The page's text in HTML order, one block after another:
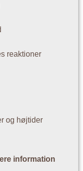
reaktioner
og højtider
information